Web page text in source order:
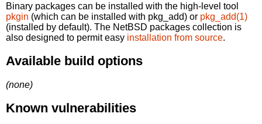
Binary packages can be installed with the high-level tool
pkgin (which can be installed with pkg_add) or pkg_add(1)
(installed by default). The NetBSD packages collection is
also designed to permit easy installation from source.
Available build options
(none)
Known vulnerabilities